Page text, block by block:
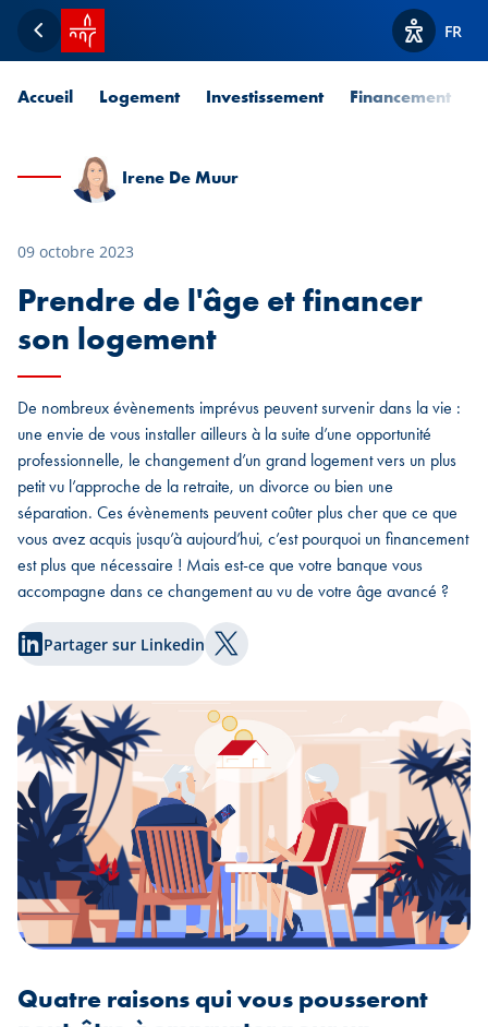
Retour
Accueil SPUERKEESS
Afficher
FR
Accueil Logement Investissement Financement
Irene De Muur
09 octobre 2023
Prendre de l'âge et financer
son logement
De nombreux évènements imprévus peuvent survenir dans la vie :
une envie de vous installer ailleurs à la suite d’une opportunité
professionnelle, le changement d’un grand logement vers un plus
petit vu l’approche de la retraite, un divorce ou bien une
séparation. Ces évènements peuvent coûter plus cher que ce que
vous avez acquis jusqu’à aujourd’hui, c’est pourquoi un financement
est plus que nécessaire ! Mais est-ce que votre banque vous
accompagne dans ce changement au vu de votre âge avancé ?
Partager sur Linkedin Partager sur Twitter
Quatre raisons qui vous pousseront